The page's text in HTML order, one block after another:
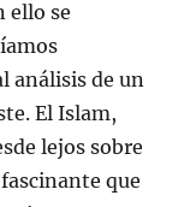
ello se
análisis de un
El Islam,
lejos sobre
que